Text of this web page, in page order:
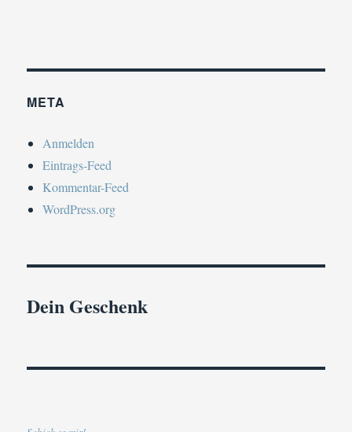
META
Anmelden
Eintrags-Feed
Kommentar-Feed
WordPress.org
Dein Geschenk